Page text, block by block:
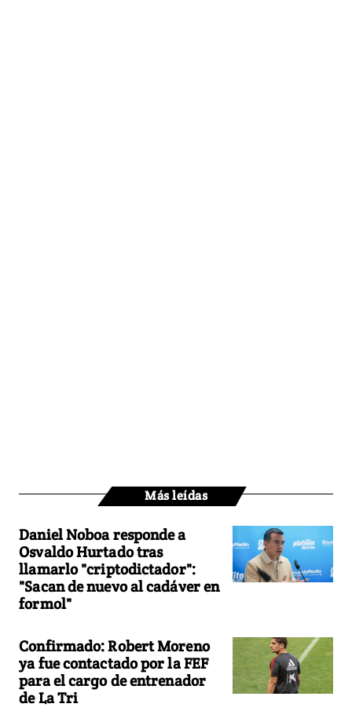
Más leídas
Daniel Noboa responde a
Osvaldo Hurtado tras
llamarlo "criptodictador":
"Sacan de nuevo al cadáver en
formol"
Confirmado: Robert Moreno
ya fue contactado por la FEF
para el cargo de entrenador
de La Tri